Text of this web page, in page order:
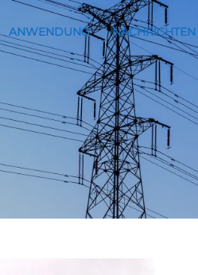
ANWENDUNG NACHRICHTEN